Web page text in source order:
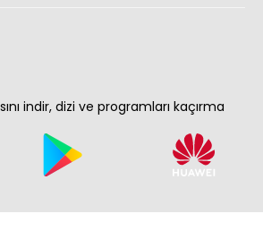
indir, dizi ve programları kaçırma